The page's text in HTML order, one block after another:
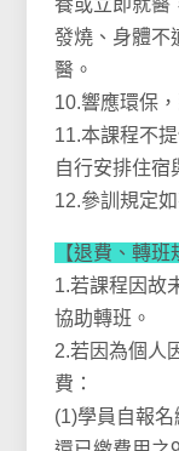
養或立即就醫
發燒、身體不
醫。
10.響應環保
11.本課程不
自行安排住宿
12.參訓規定
【退費、轉班
1.若課程因故
協助轉班。
2.若因為個人
費：
(1)學員自報